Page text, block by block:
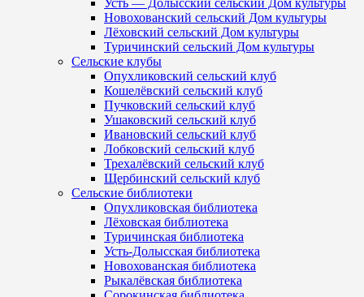
Усть — Долысский сельский Дом культуры
Новохованский сельский Дом культуры
Лёховский сельский Дом культуры
Туричинский сельский Дом культуры
Сельские клубы
Опухликовский сельский клуб
Кошелёвский сельский клуб
Пучковский сельский клуб
Ушаковский сельский клуб
Ивановский сельский клуб
Лобковский сельский клуб
Трехалёвский сельский клуб
Щербинский сельский клуб
Сельские библиотеки
Опухликовская библиотека
Лёховская библиотека
Туричинская библиотека
Усть-Долысская библиотека
Новохованская библиотека
Рыкалёвская библиотека